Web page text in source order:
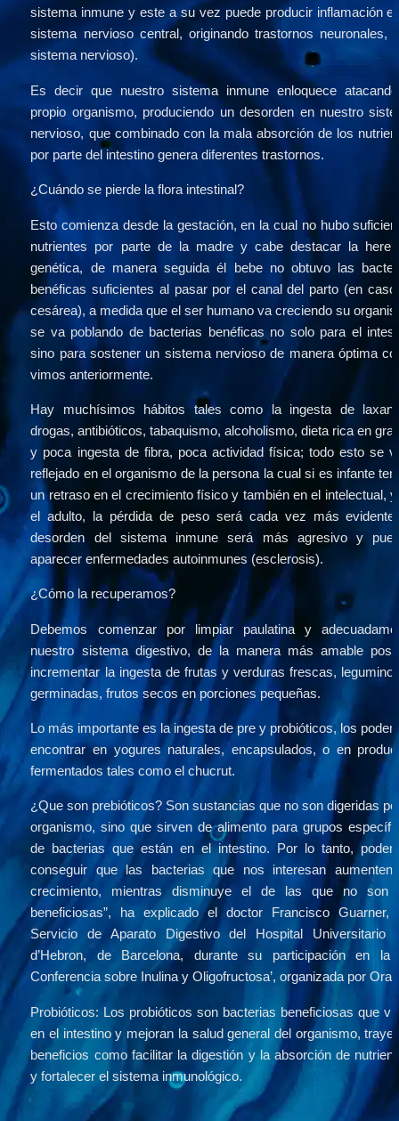
sistema inmune y este a su vez puede producir inflamación
sistema nervioso central, originando trastornos neuronales,
sistema nervioso).
Es decir que nuestro sistema inmune enloquece
propio organismo, produciendo un desorden en nuestro
nervioso, que combinado con la mala absorción de los
por parte del intestino genera diferentes trastornos.
¿Cuándo se pierde la flora intestinal?
Esto comienza desde la gestación, en la cual no hubo
nutrientes por parte de la madre y cabe destacar la
genética, de manera seguida él bebe no obtuvo las
benéficas suficientes al pasar por el canal del parto (en
cesárea), a medida que el ser humano va creciendo su
se va poblando de bacterias benéficas no solo para el
sino para sostener un sistema nervioso de manera óptima
vimos anteriormente.
Hay muchísimos hábitos tales como la ingesta de
drogas, antibióticos, tabaquismo, alcoholismo, dieta rica en
y poca ingesta de fibra, poca actividad física; todo esto se
reflejado en el organismo de la persona la cual si es infante
un retraso en el crecimiento físico y también en el intelectual,
el adulto, la pérdida de peso será cada vez más
desorden del sistema inmune será más agresivo y
aparecer enfermedades autoinmunes (esclerosis).
¿Cómo la recuperamos?
Debemos comenzar por limpiar paulatina y
nuestro sistema digestivo, de la manera más amable
incrementar la ingesta de frutas y verduras frescas,
germinadas, frutos secos en porciones pequeñas.
Lo más importante es la ingesta de pre y probióticos, los
encontrar en yogures naturales, encapsulados, o en
fermentados tales como el chucrut.
¿Que son prebióticos? Son sustancias que no son digeridas
organismo, sino que sirven de alimento para grupos
de bacterias que están en el intestino. Por lo tanto,
conseguir que las bacterias que nos interesan aumenten
crecimiento, mientras disminuye el de las que no son
beneficiosas”, ha explicado el doctor Francisco Guarner,
Servicio de Aparato Digestivo del Hospital Universitario
d’Hebron, de Barcelona, durante su participación en la
Conferencia sobre Inulina y Oligofructosa’, organizada por
Probióticos: Los probióticos son bacterias beneficiosas que
en el intestino y mejoran la salud general del organismo,
beneficios como facilitar la digestión y la absorción de
y fortalecer el sistema inmunológico.